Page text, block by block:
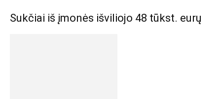
Sukčiai iš įmonės išviliojo 48 tūkst. eurų